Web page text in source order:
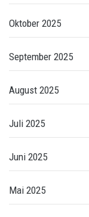
Oktober 2025
September 2025
August 2025
Juli 2025
Juni 2025
Mai 2025